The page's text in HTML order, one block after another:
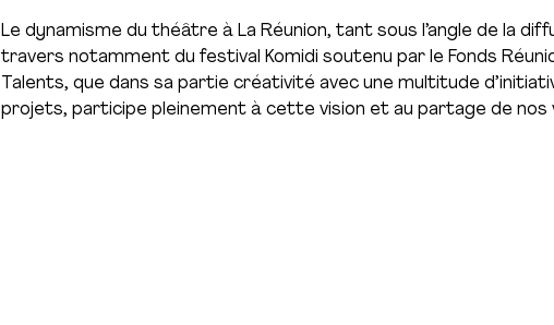
Le dynamisme du théâtre à La Réunion, tant sous l’angle de la
travers notamment du festival Komidi soutenu par le Fonds
Talents, que dans sa partie créativité avec une multitude
projets, participe pleinement à cette vision et au partage de nos